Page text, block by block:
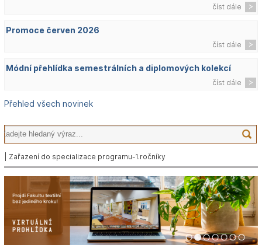
číst dále
Promoce červen 2026
číst dále
Módní přehlídka semestrálních a diplomových kolekcí
číst dále
Přehled všech novinek
| Zařazení do specializace programu-1.ročníky